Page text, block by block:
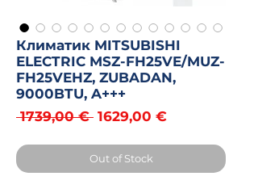
Климатик MITSUBISHI
ELECTRIC MSZ-FH25VE/MUZ-
FH25VEHZ, ZUBADAN,
9000BTU, A+++
1739,00 € Regular
1629,00 €Sale
Out of Stock